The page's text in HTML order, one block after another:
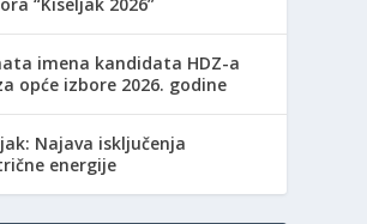
imena kandidata HDZ-a
opće izbore 2026. godine
Najava isključenja
energije